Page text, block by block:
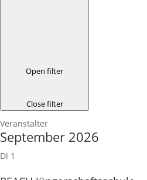
Open filter
Close filter
Veranstalter
September 2026
Di 1